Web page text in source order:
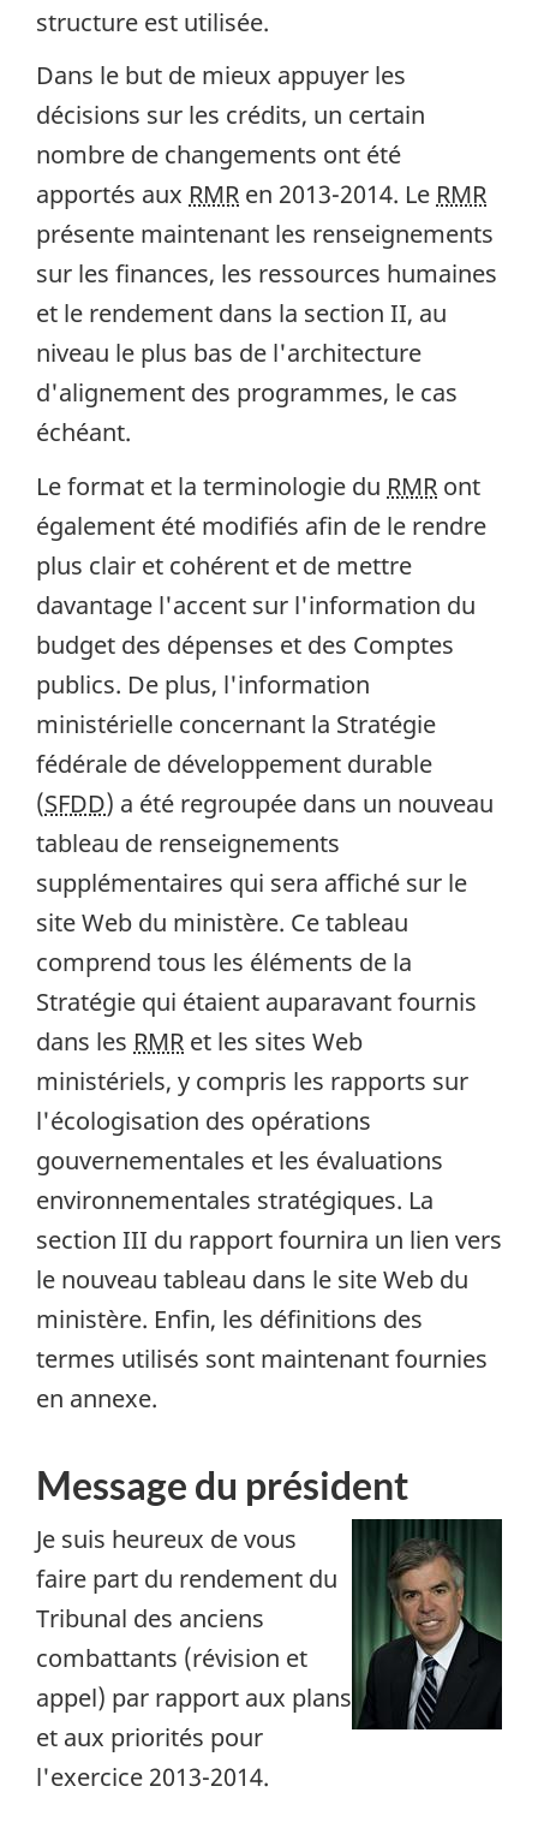
structure est utilisée.
Dans le but de mieux appuyer les
décisions sur les crédits, un certain
nombre de changements ont été
apportés aux RMR en 2013-2014. Le RMR
présente maintenant les renseignements
sur les finances, les ressources humaines
et le rendement dans la section II, au
niveau le plus bas de l'architecture
d'alignement des programmes, le cas
échéant.
Le format et la terminologie du RMR ont
également été modifiés afin de le rendre
plus clair et cohérent et de mettre
davantage l'accent sur l'information du
budget des dépenses et des Comptes
publics. De plus, l'information
ministérielle concernant la Stratégie
fédérale de développement durable
(SFDD) a été regroupée dans un nouveau
tableau de renseignements
supplémentaires qui sera affiché sur le
site Web du ministère. Ce tableau
comprend tous les éléments de la
Stratégie qui étaient auparavant fournis
dans les RMR et les sites Web
ministériels, y compris les rapports sur
l'écologisation des opérations
gouvernementales et les évaluations
environnementales stratégiques. La
section III du rapport fournira un lien vers
le nouveau tableau dans le site Web du
ministère. Enfin, les définitions des
termes utilisés sont maintenant fournies
en annexe.
Message du président
Je suis heureux de vous
faire part du rendement du
Tribunal des anciens
combattants (révision et
appel) par rapport aux plans
et aux priorités pour
l'exercice 2013-2014.